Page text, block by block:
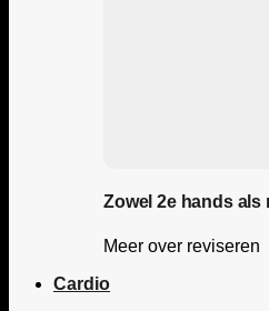
Zowel 2e hands als
Meer over reviseren
Cardio